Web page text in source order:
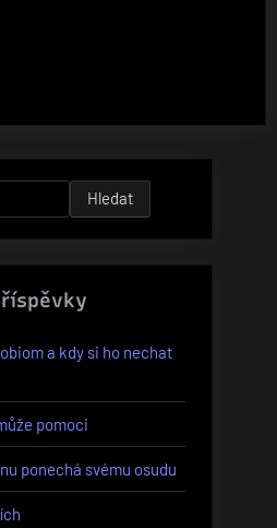
a kdy si ho nechat
pomoci
ponechá svému osudu